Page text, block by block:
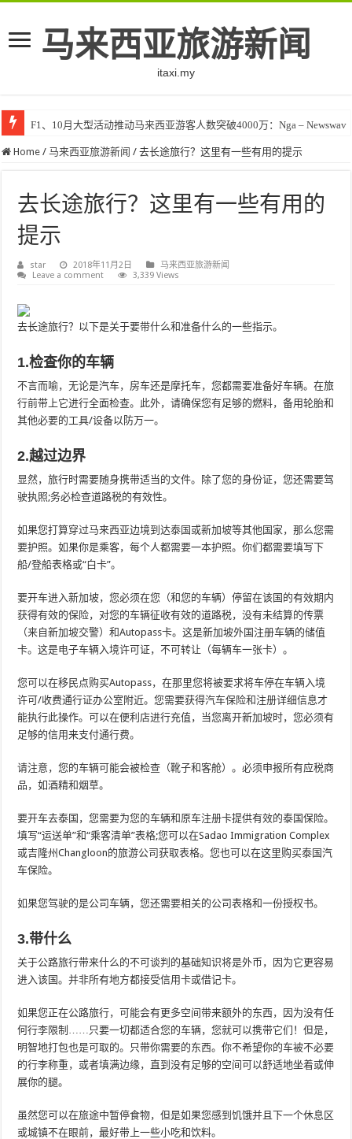
马来西亚旅游新闻
itaxi.my
F1、10月大型活动推动马来西亚游客人数突破4000万：Nga – Newswav
Home / 马来西亚旅游新闻 / 去长途旅行？这里有一些有用的提示
去长途旅行？这里有一些有用的
提示
star 2018年11月2日
马来西亚旅游新闻
Leave a comment
3,339 Views
去长途旅行？以下是关于要带什么和准备什么的一些指示。
1.检查你的车辆
不言而喻，无论是汽车，房车还是摩托车，您都需要准备好车辆。在旅
行前带上它进行全面检查。此外，请确保您有足够的燃料，备用轮胎和
其他必要的工具/设备以防万一。
2.越过边界
显然，旅行时需要随身携带适当的文件。除了您的身份证，您还需要驾
驶执照;务必检查道路税的有效性。
如果您打算穿过马来西亚边境到达泰国或新加坡等其他国家，那么您需
要护照。如果你是乘客，每个人都需要一本护照。你们都需要填写下
船/登船表格或“白卡”。
要开车进入新加坡，您必须在您（和您的车辆）停留在该国的有效期内
获得有效的保险，对您的车辆征收有效的道路税，没有未结算的传票
（来自新加坡交警）和Autopass卡。这是新加坡外国注册车辆的储值
卡。这是电子车辆入境许可证，不可转让（每辆车一张卡）。
您可以在移民点购买Autopass，在那里您将被要求将车停在车辆入境
许可/收费通行证办公室附近。您需要获得汽车保险和注册详细信息才
能执行此操作。可以在便利店进行充值，当您离开新加坡时，您必须有
足够的信用来支付通行费。
请注意，您的车辆可能会被检查（靴子和客舱）。必须申报所有应税商
品，如酒精和烟草。
要开车去泰国，您需要为您的车辆和原车注册卡提供有效的泰国保险。
填写“运送单”和“乘客清单”表格;您可以在Sadao Immigration Complex
或吉隆州Changloon的旅游公司获取表格。您也可以在这里购买泰国汽
车保险。
如果您驾驶的是公司车辆，您还需要相关的公司表格和一份授权书。
3.带什么
关于公路旅行带来什么的不可谈判的基础知识将是外币，因为它更容易
进入该国。并非所有地方都接受信用卡或借记卡。
如果您正在公路旅行，可能会有更多空间带来额外的东西，因为没有任
何行李限制……只要一切都适合您的车辆，您就可以携带它们！但是，
明智地打包也是可取的。只带你需要的东西。你不希望你的车被不必要
的行李称重，或者填满边缘，直到没有足够的空间可以舒适地坐着或伸
展你的腿。
虽然您可以在旅途中暂停食物，但是如果您感到饥饿并且下一个休息区
或城镇不在眼前，最好带上一些小吃和饮料。